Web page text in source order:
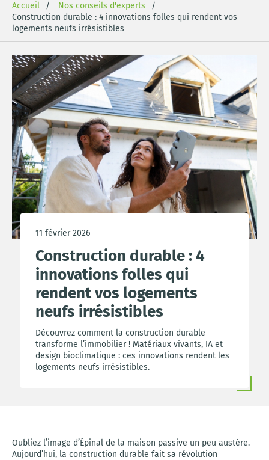
Accueil
Nos conseils d'experts
Construction durable : 4 innovations folles qui rendent vos
logements neufs irrésistibles
11 février 2026
Construction durable : 4
innovations folles qui
rendent vos logements
neufs irrésistibles
Découvrez comment la construction durable
transforme l’immobilier ! Matériaux vivants, IA et
design bioclimatique : ces innovations rendent les
logements neufs irrésistibles.
Oubliez l’image d’Épinal de la maison passive un peu austère.
Aujourd’hui, la construction durable fait sa révolution